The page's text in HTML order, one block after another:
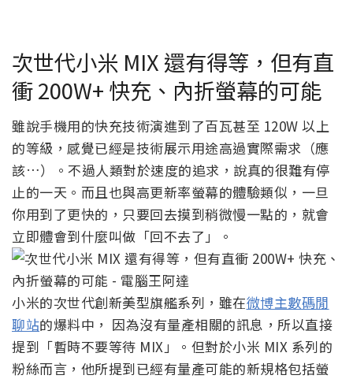
次世代小米 MIX 還有得等，但有直
衝 200W+ 快充、內折螢幕的可能
雖說手機用的快充技術演進到了百瓦甚至 120W 以上
的等級，感覺已經是技術展示用途高過實際需求（應
該…）。不過人類對於速度的追求，說真的很難有停
止的一天。而且也與高更新率螢幕的體驗類似，一旦
你用到了更快的，只要回去摸到稍微慢一點的，就會
立即體會到什麼叫做「回不去了」。
小米的次世代創新美型旗艦系列，雖在微博主數碼閒
聊站的爆料中， 因為沒有量產相關的訊息，所以直接
提到「暫時不要等待 MIX」。但對於小米 MIX 系列的
粉絲而言，他所提到已經有量產可能的新規格包括螢